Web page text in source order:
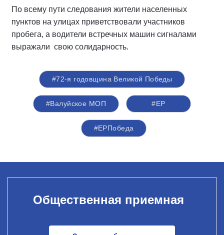
По всему пути следования жители населенных
пунктов на улицах приветствовали участников
пробега, а водители встречных машин сигналами
выражали свою солидарность.
#72-я годовщина Великой Победы
#Валуйское МОП #ЕР
#ЕРПобеда
Общественная приемная